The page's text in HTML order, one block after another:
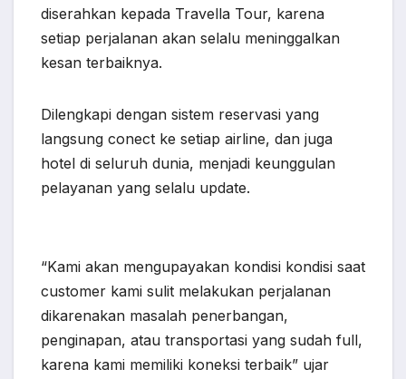
diserahkan kepada Travella Tour, karena
setiap perjalanan akan selalu meninggalkan
kesan terbaiknya.
Dilengkapi dengan sistem reservasi yang
langsung conect ke setiap airline, dan juga
hotel di seluruh dunia, menjadi keunggulan
pelayanan yang selalu update.
“Kami akan mengupayakan kondisi kondisi saat
customer kami sulit melakukan perjalanan
dikarenakan masalah penerbangan,
penginapan, atau transportasi yang sudah full,
karena kami memiliki koneksi terbaik” ujar